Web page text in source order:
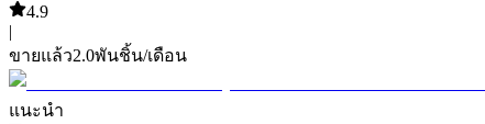
4.9
|
ขายแล้ว2.0พันชิ้น/เดือน
แนะนำ